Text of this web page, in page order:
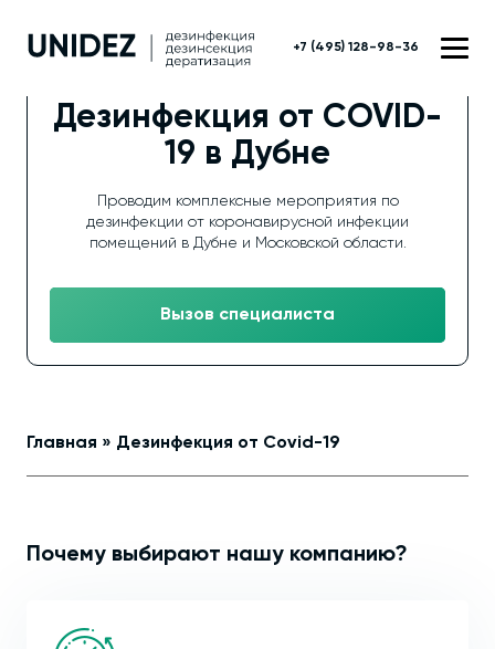
+7 (495) 128-98-36
Дезинфекция от COVID-
19 в Дубне
Проводим комплексные мероприятия по
дезинфекции от коронавирусной инфекции
помещений в Дубне и Московской области.
Вызов специалиста
Главная » Дезинфекция от Covid-19
Почему выбирают нашу компанию?